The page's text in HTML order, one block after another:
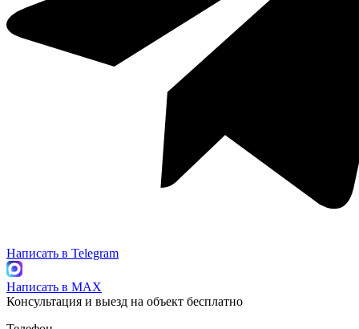
Написать в Telegram
Написать в MAX
Консультация и выезд на объект бесплатно